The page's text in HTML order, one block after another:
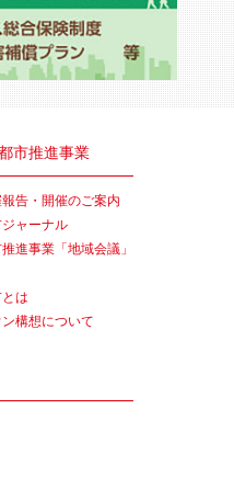
市推進事業
告・開催のご案内
ャーナル
進事業「地域会議」
は
構想について